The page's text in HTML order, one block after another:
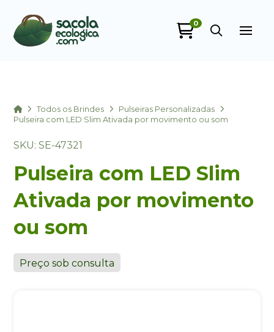
0
HomeTodos os Brindes
Pulseiras Personalizadas
Pulseira com LED Slim Ativada por movimento ou som
SKU: SE-47321
Pulseira com LED Slim
Ativada por movimento
ou som
Preço sob consulta
+55